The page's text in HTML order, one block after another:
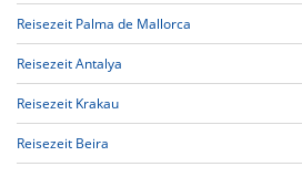
Reisezeit Palma de Mallorca
Reisezeit Antalya
Reisezeit Krakau
Reisezeit Beira